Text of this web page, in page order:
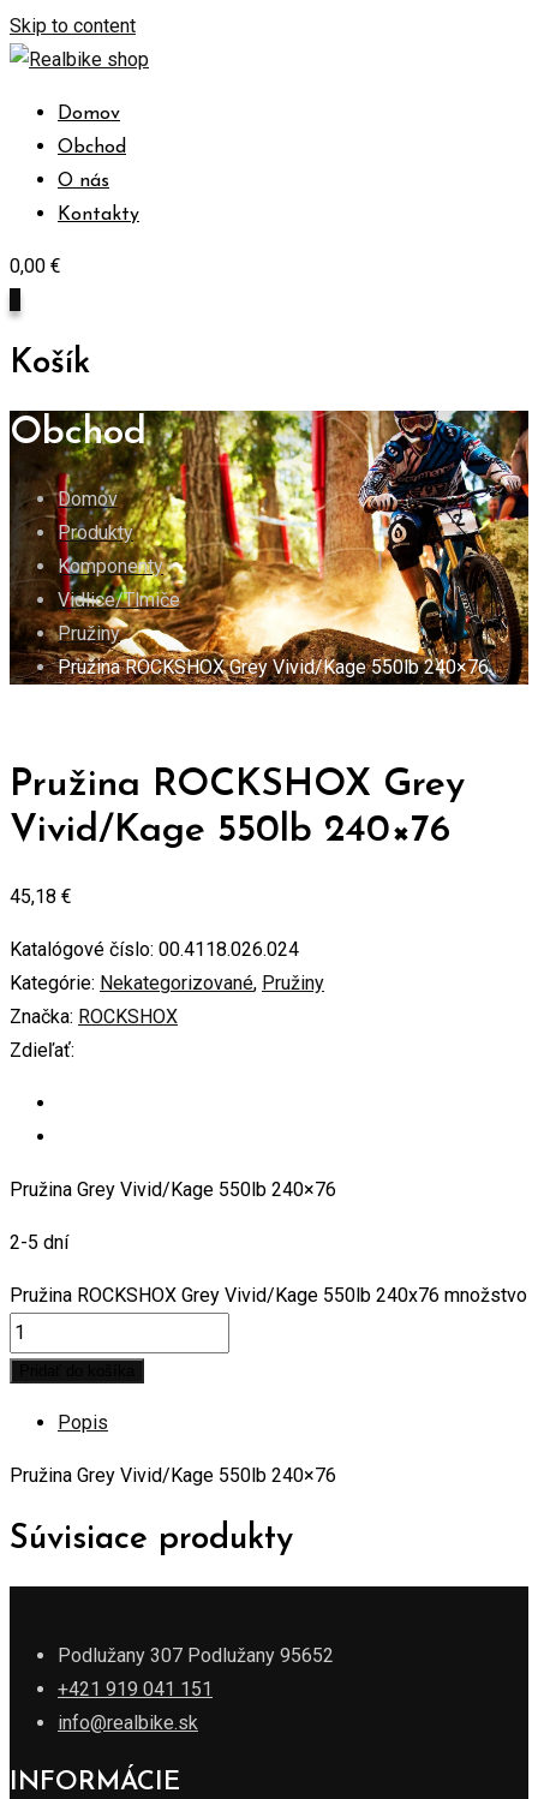
Skip to content
Domov
Obchod
O nás
Kontakty
0,00 €
Košík
Obchod
Domov
Produkty
Komponenty
Vidlice/Tlmiče
Pružiny
Pružina ROCKSHOX Grey Vivid/Kage 550lb 240×76
Pružina ROCKSHOX Grey
Vivid/Kage 550lb 240×76
45,18 €
Katalógové číslo: 00.4118.026.024
Kategórie: Nekategorizované, Pružiny
Značka: ROCKSHOX
Zdieľať:
Pružina Grey Vivid/Kage 550lb 240×76
2-5 dní
Pružina ROCKSHOX Grey Vivid/Kage 550lb 240x76 množstvo
Popis
Pružina Grey Vivid/Kage 550lb 240×76
Súvisiace produkty
Podlužany 307 Podlužany 95652
+421 919 041 151
info@realbike.sk
INFORMÁCIE